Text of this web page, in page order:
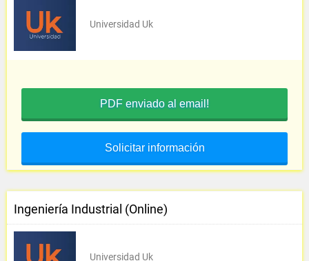
Universidad Uk
PDF enviado al email!
Solicitar información
Ingeniería Industrial (Online)
Universidad Uk